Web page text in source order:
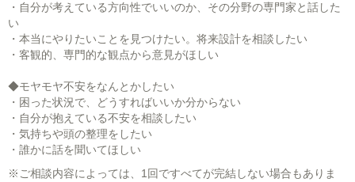
・自分が考えている方向性でいいのか、その分野の専門家と話した
い
・本当にやりたいことを見つけたい。将来設計を相談したい
・客観的、専門的な観点から意見がほしい
◆モヤモヤ不安をなんとかしたい
・困った状況で、どうすればいいか分からない
・自分が抱えている不安を相談したい
・気持ちや頭の整理をしたい
・誰かに話を聞いてほしい
※ご相談内容によっては、1回ですべてが完結しない場合もありま